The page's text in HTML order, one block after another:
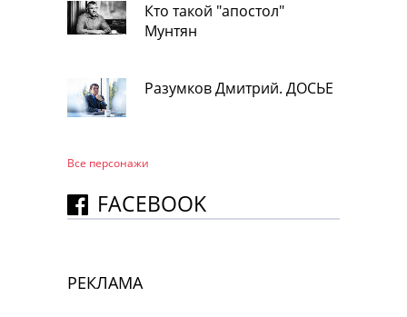
Кто такой "апостол"
Мунтян
Разумков Дмитрий. ДОСЬЕ
Все персонажи
FACEBOOK
РЕКЛАМА